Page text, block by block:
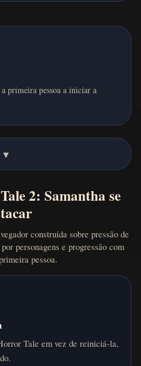
primeira pessoa a iniciar a
▼
2: Samantha se
construída sobre pressão de
personagens e progressão com
pessoa.
Tale em vez de reiniciá-la,